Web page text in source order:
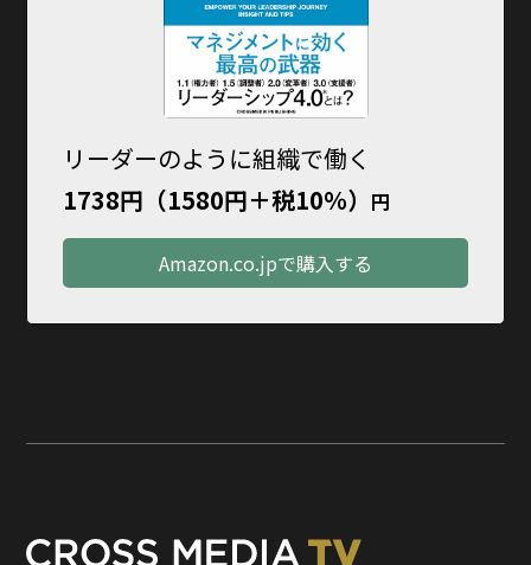
リーダーのように組織で働く
1738円（1580円＋税10％） 円
Amazon.co.jpで購入する